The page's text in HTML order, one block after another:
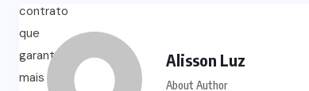
Alisson Luz
About Author